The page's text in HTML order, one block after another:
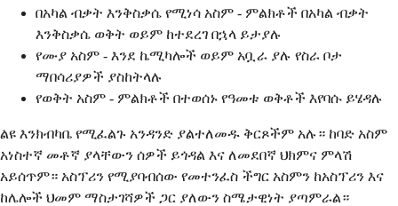
በአካል ብቃት እንቅስቃሴ የሚነሳ አስም - ምልክቶች በአካል ብቃት
እንቅስቃሴ ወቅት ወይም ከተደረገ በኋላ ይታያሉ
የሙያ አስም - እንደ ኬሚካሎች ወይም አቧራ ያሉ የስራ ቦታ
ማበሳሪያዎች ያስከትላሉ
የወቅት አስም - ምልክቶች በተወሰኑ የዓመቱ ወቅቶች እየባሱ ይሄዳሉ
ልዩ እንክብካቤ የሚፈልጉ አንዳንድ ያልተለመዱ ቅርጾችም አሉ። ከባድ አስም
አነስተኛ መቶኛ ያላቸውን ሰዎች ይጎዳል እና ለመደበኛ ህክምና ምላሽ
አይሰጥም። አስፕሪን የሚያባብሰው የመተንፈስ ችግር አስምን ከአስፕሪን እና
ከሌሎች ህመም ማስታገሻዎች ጋር ያለውን ስሜታዊነት ያጣምራል።